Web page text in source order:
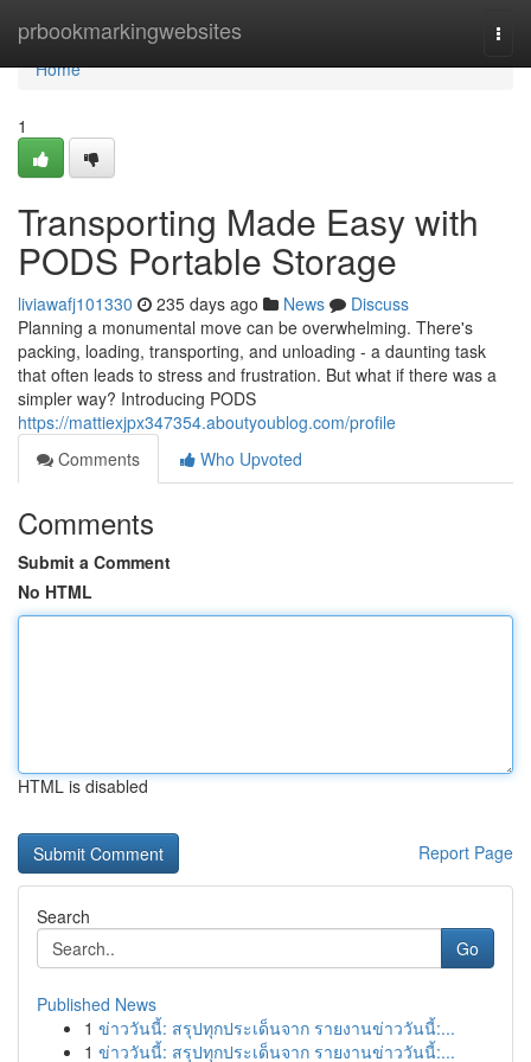
prbookmarkingwebsites
Home
Home
1
Transporting Made Easy with
PODS Portable Storage
liviawafj101330 235 days ago News
Discuss
Planning a monumental move can be overwhelming. There's
packing, loading, transporting, and unloading - a daunting task
that often leads to stress and frustration. But what if there was a
simpler way? Introducing PODS
https://mattiexjpx347354.aboutyoublog.com/profile
Comments
Who Upvoted
Comments
Submit a Comment
No HTML
HTML is disabled
Report Page
Search
Go
Published News
1 ข่าววันนี้: สรุปทุกประเด็นจาก รายงานข่าววันนี้:...
1 ข่าววันนี้: สรุปทุกประเด็นจาก รายงานข่าววันนี้:...